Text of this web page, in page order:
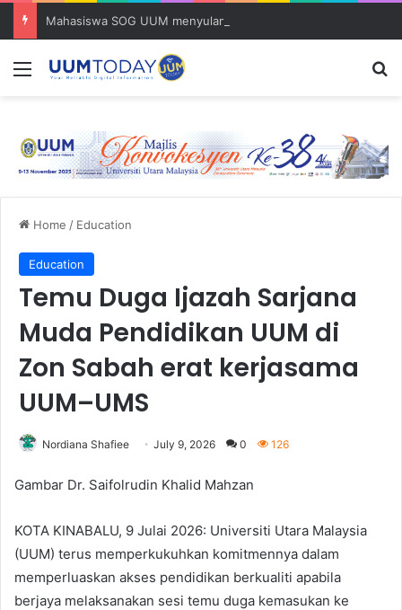
Menu
Home / Education
Education
Temu Duga Ijazah Sarjana
Muda Pendidikan UUM di
Zon Sabah erat kerjasama
UUM–UMS
Nordiana Shafiee July 9, 2026 0 126
Gambar Dr. Saifolrudin Khalid Mahzan
KOTA KINABALU, 9 Julai 2026: Universiti Utara Malaysia
(UUM) terus memperkukuhkan komitmennya dalam
memperluaskan akses pendidikan berkualiti apabila
berjaya melaksanakan sesi temu duga kemasukan ke